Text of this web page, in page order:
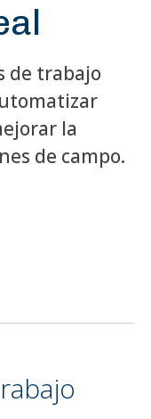
de trabajo
la
de campo.